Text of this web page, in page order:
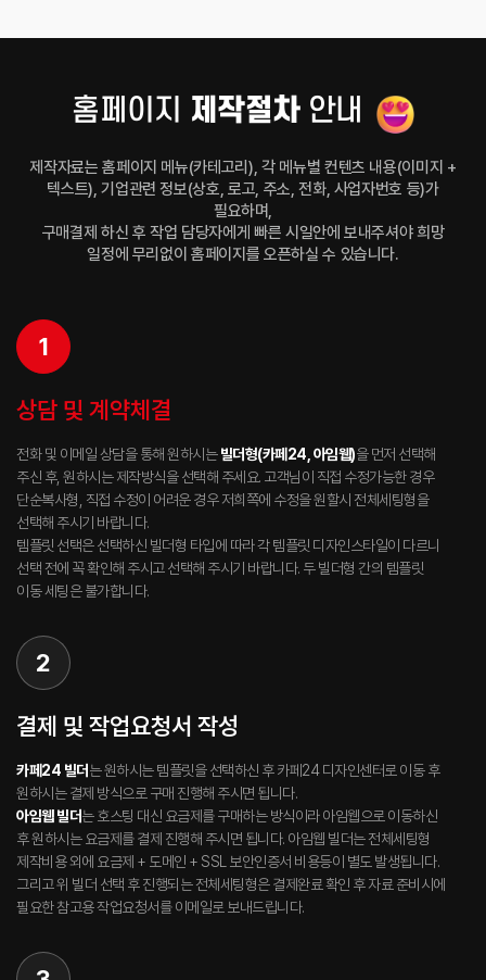
홈페이지 제작절차안내
제작자료는 홈페이지 메뉴(카테고리), 각 메뉴별 컨텐츠 내용(이미지 +
텍스트), 기업관련 정보(상호, 로고, 주소, 전화, 사업자번호 등)가
필요하며,
구매결제 하신 후 작업 담당자에게 빠른 시일안에 보내주셔야 희망
일정에 무리없이 홈페이지를 오픈하실 수 있습니다.
1
상담 및 계약체결
전화 및 이메일 상담을 통해 원하시는빌더형(카페24, 아임웹)을 먼저 선택해
주신 후, 원하시는 제작방식을 선택해 주세요. 고객님이 직접 수정가능한 경우
단순복사형, 직접 수정이 어려운 경우 저희쪽에 수정을 원할시 전체세팅형을
선택해 주시기 바랍니다.
템플릿 선택은 선택하신 빌더형 타입에 따라 각 템플릿 디자인스타일이 다르니
선택 전에 꼭 확인해 주시고 선택해 주시기 바랍니다. 두 빌더형 간의 템플릿
이동 세팅은 불가합니다.
2
결제 및 작업요청서 작성
카페24 빌더는 원하시는 템플릿을 선택하신 후 카페24 디자인센터로 이동 후
원하시는 결제 방식으로 구매 진행해 주시면 됩니다.
아임웹 빌더는 호스팅 대신 요금제를 구매하는 방식이라 아임웹으로 이동하신
후 원하시는 요금제를 결제 진행해 주시면 됩니다. 아임웹 빌더는 전체세팅형
제작비용 외에 요금제 + 도메인 + SSL 보안인증서 비용등이 별도 발생됩니다.
그리고 위 빌더 선택 후 진행되는 전체세팅형은 결제완료 확인 후 자료 준비시에
필요한 참고용 작업요청서를 이메일로 보내드립니다.